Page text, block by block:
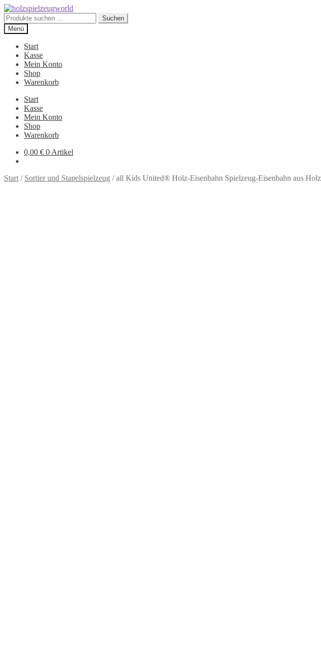
Zur
Navigation
springen
Zum
Inhalt
springen
Suchen
nach:
Suchen
Menü
Start
Kasse
Mein Konto
Shop
Warenkorb
Start
Kasse
Mein Konto
Shop
Warenkorb
0,00 € 0 Artikel
Start / Sortier und Stapelspielzeug /all Kids United® Holz-Eisenbahn Spielzeug-Eisenbahn aus